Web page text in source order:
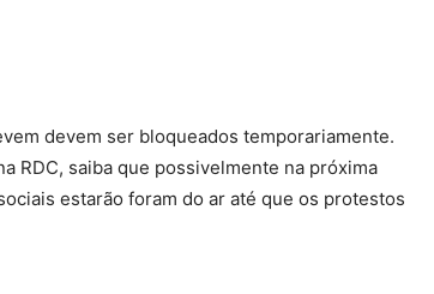
devem ser bloqueados temporariamente.
RDC, saiba que possivelmente na próxima
estarão foram do ar até que os protestos